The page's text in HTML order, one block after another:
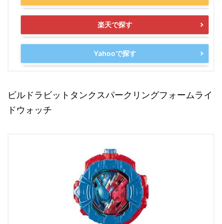
楽天で探す
Yahooで探す
ビルドラビットタンクスパークリングフォームライ
ドウォッチ